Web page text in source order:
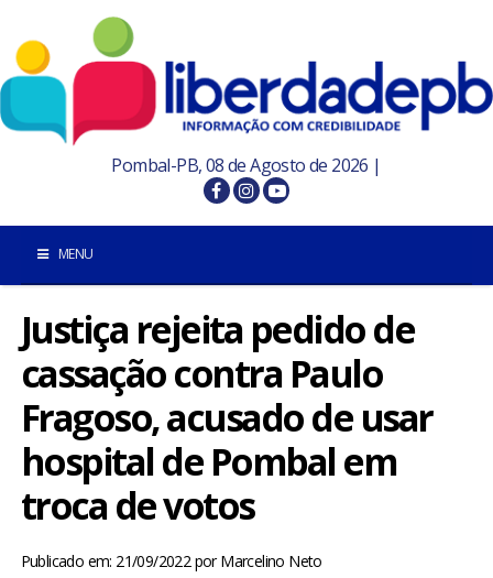
Pombal-PB, 08 de Agosto de 2026 |
MENU
INÍCIO
POMBAL E REGIÃO
PARAÍBA
BRASIL
MUNDO
Justiça rejeita pedido de
cassação contra Paulo
Fragoso, acusado de usar
hospital de Pombal em
troca de votos
Publicado em: 21/09/2022porMarcelino Neto